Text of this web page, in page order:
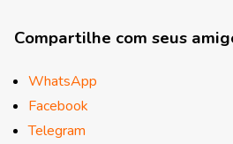
Compartilhe com seus
WhatsApp
Facebook
Telegram